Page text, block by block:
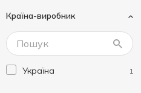
Країна-виробник
Україна 1